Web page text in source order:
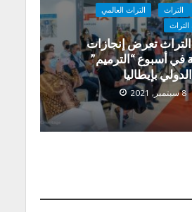
التراث
التراث العالمي
التراث
التراث تعرض إنجازات
في أسبوع “الترميم”
الدولي بإيطاليا
8 سبتمبر, 2021